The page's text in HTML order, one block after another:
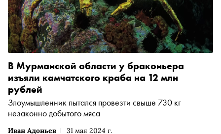
Иван Адоньев 31 мая 2024 г.
В Мурманской области у браконьера
изъяли камчатского краба на 12 млн
рублей
Злоумышленник пытался провезти свыше 730 кг
незаконно добытого мяса